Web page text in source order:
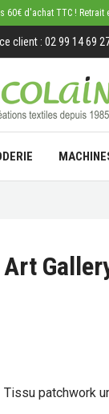
d'achat TTC !
client : 02 99 14 69
Art
Tissu patchwork